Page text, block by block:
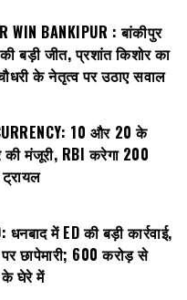
WIN BANKIPUR : बांकीपुर
बड़ी जीत, प्रशांत किशोर का
के नेतृत्व पर उठाए सवाल
₹10 और ₹20 के
की मंजूरी, RBI करेगा 200
धनबाद में ED की बड़ी कार्रवाई,
छापेमारी; 600 करोड़ से
के घेरे में